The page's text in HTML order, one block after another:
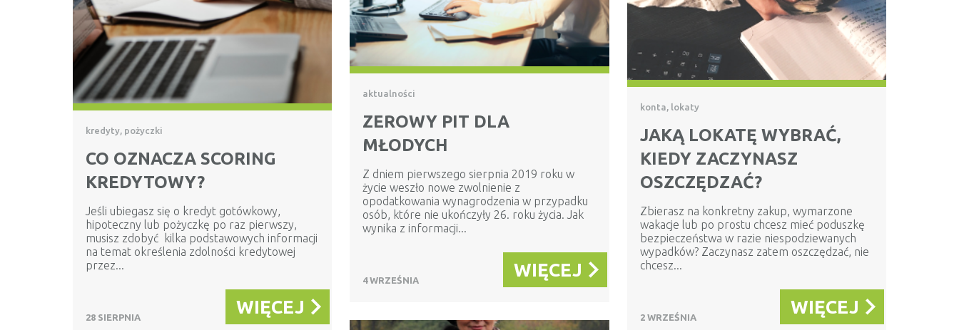
aktualności
ZEROWY PIT DLA
MŁODYCH
Z dniem pierwszego sierpnia 2019 roku w
życie weszło nowe zwolnienie z
opodatkowania wynagrodzenia w przypadku
osób, które nie ukończyły 26. roku życia. Jak
wynika z informacji...
4 WRZEŚNIA WIĘCEJ
konta, lokaty
JAKĄ LOKATĘ WYBRAĆ,
KIEDY ZACZYNASZ
OSZCZĘDZAĆ?
Zbierasz na konkretny zakup, wymarzone
wakacje lub po prostu chcesz mieć poduszkę
bezpieczeństwa w razie niespodziewanych
wypadków? Zaczynasz zatem oszczędzać, nie
chcesz...
2 WRZEŚNIA WIĘCEJ
kredyty, pożyczki
CO OZNACZA SCORING
KREDYTOWY?
Jeśli ubiegasz się o kredyt gotówkowy,
hipoteczny lub pożyczkę po raz pierwszy,
musisz zdobyć kilka podstawowych informacji
na temat określenia zdolności kredytowej
przez...
28 SIERPNIA WIĘCEJ